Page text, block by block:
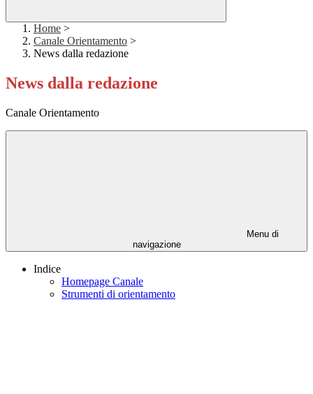
Home >
Canale Orientamento >
News dalla redazione
News dalla redazione
Canale Orientamento
Menu di
navigazione
Indice
Homepage Canale
Strumenti di orientamento